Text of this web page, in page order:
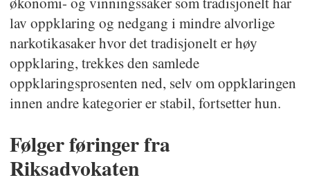
lav oppklaring og nedgang i mindre alvorlige
narkotikasaker hvor det tradisjonelt er høy
oppklaring, trekkes den samlede
oppklaringsprosenten ned, selv om oppklaringen
innen andre kategorier er stabil, fortsetter hun.
Følger føringer fra
Riksadvokaten